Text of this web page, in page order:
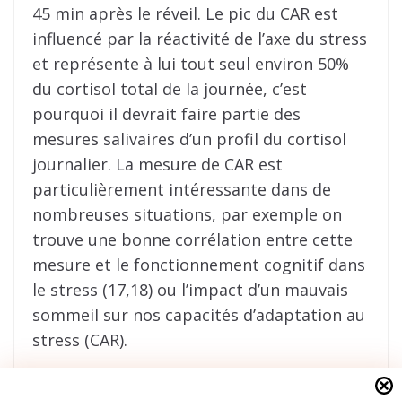
45 min après le réveil. Le pic du CAR est
influencé par la réactivité de l’axe du stress
et représente à lui tout seul environ 50%
du cortisol total de la journée, c’est
pourquoi il devrait faire partie des
mesures salivaires d’un profil du cortisol
journalier. La mesure de CAR est
particulièrement intéressante dans de
nombreuses situations, par exemple on
trouve une bonne corrélation entre cette
mesure et le fonctionnement cognitif dans
le stress (17,18) ou l’impact d’un mauvais
sommeil sur nos capacités d’adaptation au
stress (CAR).